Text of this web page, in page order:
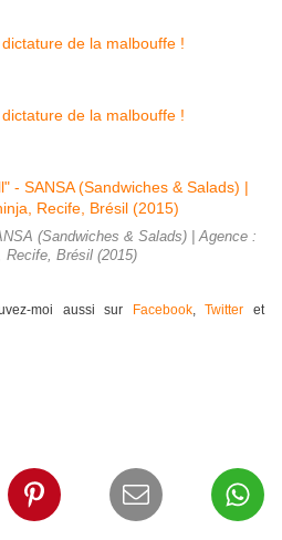
(Sandwiches & Salads) | Agence :
Recife, Brésil (2015)
moi aussi sur Facebook,Twitter et